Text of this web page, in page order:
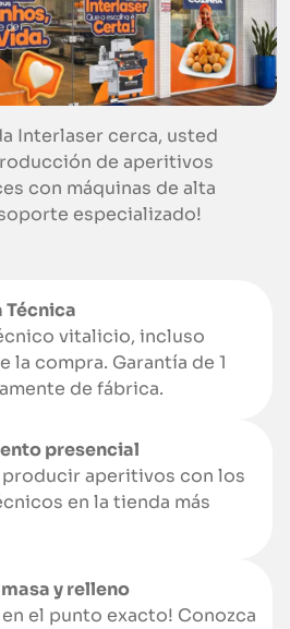
Interlaser cerca, usted
de aperitivos
con máquinas de alta
especializado!
vitalicio, incluso
la compra. Garantía de 1
de fábrica.
presencial
producir aperitivos con los
en la tienda más
y relleno
en el punto exacto! Conozca